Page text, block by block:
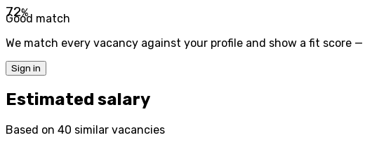
72%
Good match
We match every vacancy against your profile and show a fit score
Sign in
Estimated salary
Based on 40 similar vacancies